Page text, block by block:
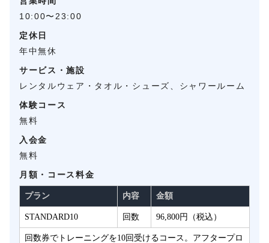
10:00〜23:00
定休日
年中無休
サービス・施設
レンタルウェア・タオル・シューズ、シャワールーム
体験コース
無料
入会金
無料
月額・コース料金
プラン 内容 金額
STANDARD10 回数 96,800円（税込）
回数券でトレーニングを10回受けるコース。アフタープロ